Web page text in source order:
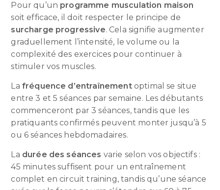
Pour qu’un programme musculation maison
soit efficace, il doit respecter le principe de
surcharge progressive. Cela signifie augmenter
graduellement l’intensité, le volume ou la
complexité des exercices pour continuer à
stimuler vos muscles.
La fréquence d’entraînementoptimal se situe
entre 3 et 5 séances par semaine. Les débutants
commenceront par 3 séances, tandis que les
pratiquants confirmés peuvent monter jusqu’à 5
ou 6 séances hebdomadaires.
La durée des séances varie selon vos objectifs :
45 minutes suffisent pour un entraînement
complet en circuit training, tandis qu’une séance